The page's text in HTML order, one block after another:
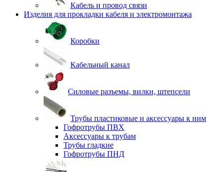
Кабель и провод связи
Изделия для прокладки кабеля и электромонтажа
Коробки
Кабельный канал
Силовые разъемы, вилки, штепсели
Трубы пластиковые и аксессуары к ним
Гофротрубы ПВХ
Аксессуары к трубам
Трубы гладкие
Гофротрубы ПНД